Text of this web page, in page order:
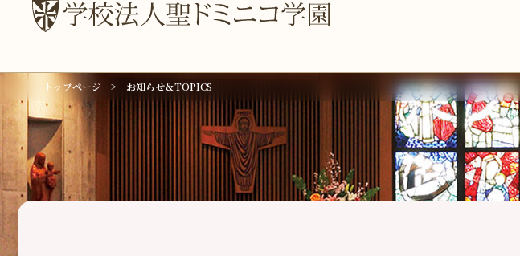
トップページ お知らせ＆TOPICS